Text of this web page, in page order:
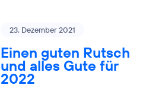
23. Dezember 2021
Einen guten Rutsch
und alles Gute für
2022